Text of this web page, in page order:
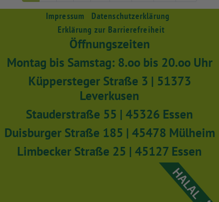
Impressum
Datenschutzerklärung
Erklärung zur Barrierefreiheit
Öffnungszeiten
Montag bis Samstag: 8.oo bis 20.oo Uhr
Küppersteger Straße 3 | 51373
Leverkusen
Stauderstraße 55 | 45326 Essen
Duisburger Straße 185 | 45478 Mülheim
Limbecker Straße 25 | 45127 Essen